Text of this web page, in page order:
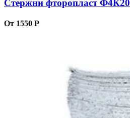
Стержни фторопласт Ф4К20
От 1550 Р